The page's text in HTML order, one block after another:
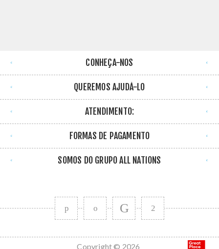
CONHEÇA-NOS
QUEREMOS AJUDÁ-LO
ATENDIMENTO:
FORMAS DE PAGAMENTO
SOMOS DO GRUPO ALL NATIONS
Copyright © 2026